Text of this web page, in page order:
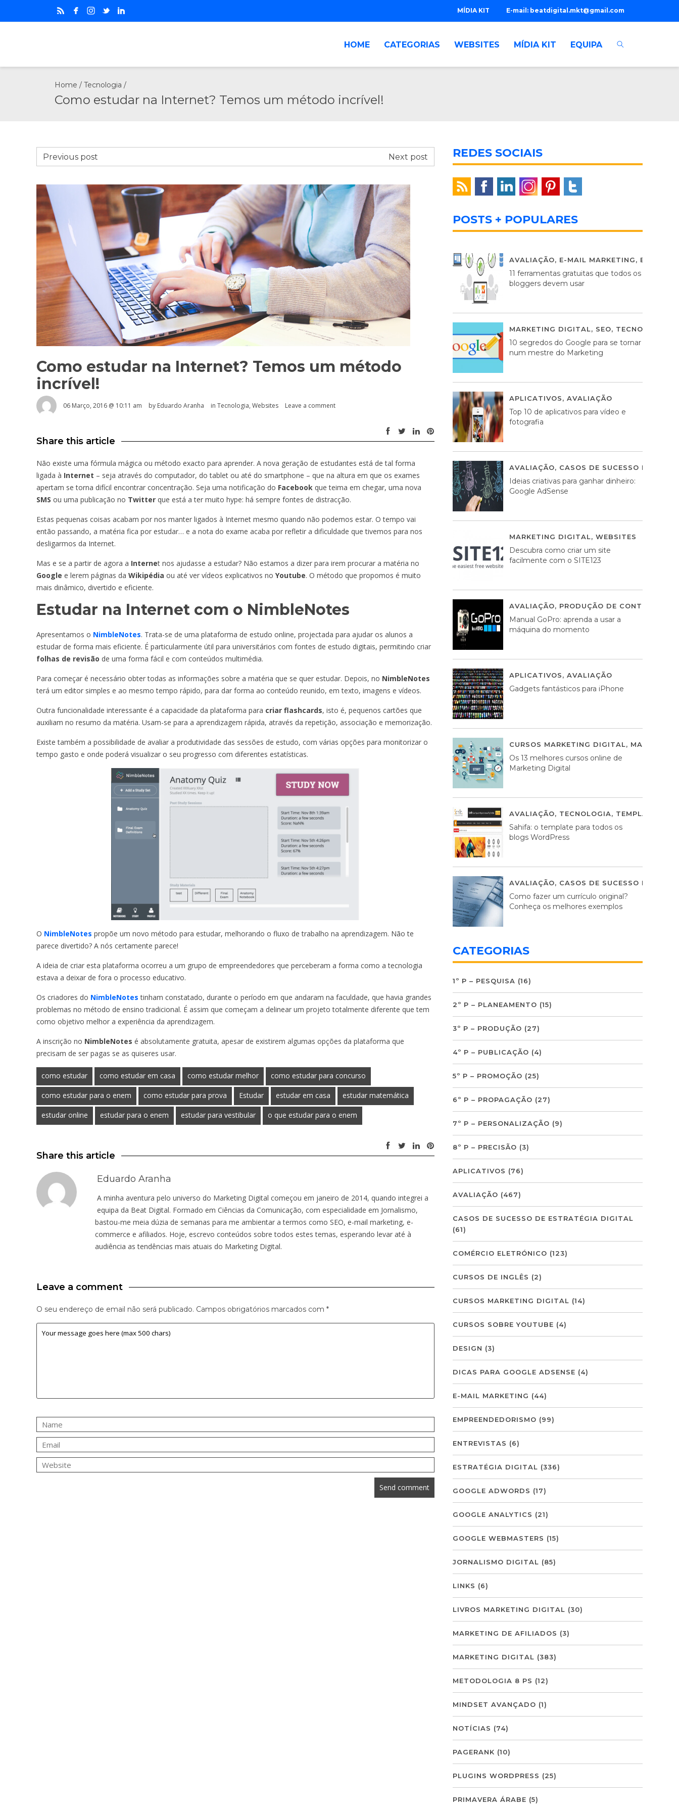
E-mail: beatdigital.mkt@gmail.com
MÍDIA KIT
HOME CATEGORIAS WEBSITES MÍDIA KIT EQUIPA
Home / Tecnologia /
Como estudar na Internet? Temos um método incrível!
Previous post Next post
Como estudar na Internet? Temos um método
incrível!
06 Março, 2016 @ 10:11 am by Eduardo Aranha in Tecnologia, Websites Leave a comment
Share this article
Não existe uma fórmula mágica ou método exacto para aprender. A nova geração de estudantes está de tal forma
ligada à Internet – seja através do computador, do tablet ou até do smartphone – que na altura em que os exames
apertam se torna difícil encontrar concentração. Seja uma notificação do Facebook que teima em chegar, uma nova
SMS ou uma publicação no Twitter que está a ter muito hype: há sempre fontes de distracção.
Estas pequenas coisas acabam por nos manter ligados à Internet mesmo quando não podemos estar. O tempo vai
então passando, a matéria fica por estudar… e a nota do exame acaba por refletir a dificuldade que tivemos para nos
desligarmos da Internet.
Mas e se a partir de agora a Internet nos ajudasse a estudar? Não estamos a dizer para irem procurar a matéria no
Google e lerem páginas da Wikipédia ou até ver vídeos explicativos no Youtube. O método que propomos é muito
mais dinâmico, divertido e eficiente.
Estudar na Internet com o NimbleNotes
Apresentamos o NimbleNotes. Trata-se de uma plataforma de estudo online, projectada para ajudar os alunos a
estudar de forma mais eficiente. É particularmente útil para universitários com fontes de estudo digitais, permitindo criar
folhas de revisão de uma forma fácil e com conteúdos multimédia.
Para começar é necessário obter todas as informações sobre a matéria que se quer estudar. Depois, no NimbleNotes
terá um editor simples e ao mesmo tempo rápido, para dar forma ao conteúdo reunido, em texto, imagens e vídeos.
Outra funcionalidade interessante é a capacidade da plataforma para criar flashcards, isto é, pequenos cartões que
auxiliam no resumo da matéria. Usam-se para a aprendizagem rápida, através da repetição, associação e memorização.
Existe também a possibilidade de avaliar a produtividade das sessões de estudo, com várias opções para monitorizar o
tempo gasto e onde poderá visualizar o seu progresso com diferentes estatísticas.
O NimbleNotes propõe um novo método para estudar, melhorando o fluxo de trabalho na aprendizagem. Não te
parece divertido? A nós certamente parece!
A ideia de criar esta plataforma ocorreu a um grupo de empreendedores que perceberam a forma como a tecnologia
estava a deixar de fora o processo educativo.
Os criadores do NimbleNotes tinham constatado, durante o período em que andaram na faculdade, que havia grandes
problemas no método de ensino tradicional. É assim que começam a delinear um projeto totalmente diferente que tem
como objetivo melhor a experiência da aprendizagem.
A inscrição no NimbleNotes é absolutamente gratuita, apesar de existirem algumas opções da plataforma que
precisam de ser pagas se as quiseres usar.
como estudar como estudar em casa como estudar melhor como estudar para concurso
como estudar para o enem como estudar para prova Estudar estudar em casa estudar matemática
estudar online estudar para o enem estudar para vestibular o que estudar para o enem
Share this article
Eduardo Aranha
A minha aventura pelo universo do Marketing Digital começou em janeiro de 2014, quando integrei a
equipa da Beat Digital. Formado em Ciências da Comunicação, com especialidade em Jornalismo,
bastou-me meia dúzia de semanas para me ambientar a termos como SEO, e-mail marketing, e-
commerce e afiliados. Hoje, escrevo conteúdos sobre todos estes temas, esperando levar até à
audiência as tendências mais atuais do Marketing Digital.
Leave a comment
O seu endereço de email não será publicado. Campos obrigatórios marcados com *
REDES SOCIAIS
POSTS + POPULARES
AVALIAÇÃO, E-MAIL MARKETING,
11 ferramentas gratuitas que todos os
bloggers devem usar
MARKETING DIGITAL, SEO, TECNOLOGIA
10 segredos do Google para se tornar
num mestre do Marketing
APLICATIVOS, AVALIAÇÃO
Top 10 de aplicativos para vídeo e
fotografia
AVALIAÇÃO, CASOS DE SUCESSO DE
Ideias criativas para ganhar dinheiro:
Google AdSense
MARKETING DIGITAL, WEBSITES
Descubra como criar um site
facilmente com o SITE123
AVALIAÇÃO, PRODUÇÃO DE CONTEÚDOS
Manual GoPro: aprenda a usar a
máquina do momento
APLICATIVOS, AVALIAÇÃO
Gadgets fantásticos para iPhone
CURSOS MARKETING DIGITAL,
Os 13 melhores cursos online de
Marketing Digital
AVALIAÇÃO, TECNOLOGIA, TEMPLATES
Sahifa: o template para todos os
blogs WordPress
AVALIAÇÃO, CASOS DE SUCESSO DE
Como fazer um currículo original?
Conheça os melhores exemplos
CATEGORIAS
1º P – PESQUISA (16)
2º P – PLANEAMENTO (15)
3º P – PRODUÇÃO (27)
4º P – PUBLICAÇÃO (4)
5º P – PROMOÇÃO (25)
6º P – PROPAGAÇÃO (27)
7º P – PERSONALIZAÇÃO (9)
8º P – PRECISÃO (3)
APLICATIVOS (76)
AVALIAÇÃO (467)
CASOS DE SUCESSO DE ESTRATÉGIA DIGITAL
(61)
COMÉRCIO ELETRÓNICO (123)
CURSOS DE INGLÊS (2)
CURSOS MARKETING DIGITAL (14)
CURSOS SOBRE YOUTUBE (4)
DESIGN (3)
DICAS PARA GOOGLE ADSENSE (4)
E-MAIL MARKETING (44)
EMPREENDEDORISMO (99)
ENTREVISTAS (6)
ESTRATÉGIA DIGITAL (336)
GOOGLE ADWORDS (17)
GOOGLE ANALYTICS (21)
GOOGLE WEBMASTERS (15)
JORNALISMO DIGITAL (85)
LINKS (6)
LIVROS MARKETING DIGITAL (30)
MARKETING DE AFILIADOS (3)
MARKETING DIGITAL (383)
METODOLOGIA 8 PS (12)
MINDSET AVANÇADO (1)
NOTÍCIAS (74)
PAGERANK (10)
PLUGINS WORDPRESS (25)
PRIMAVERA ÁRABE (5)